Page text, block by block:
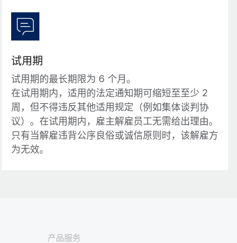
试用期
试用期的最长期限为 6 个月。
在试用期内，适用的法定通知期可缩短至至少 2
周，但不得违反其他适用规定（例如集体谈判协
议）。在试用期内，雇主解雇员工无需给出理由。
只有当解雇违背公序良俗或诚信原则时，该解雇方
为无效。
产品服务